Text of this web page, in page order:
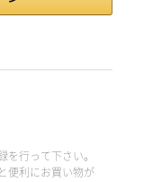
を行って下さい。
便利にお買い物が